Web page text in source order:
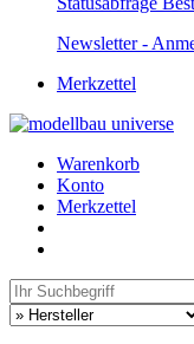
Newsletter -
Merkzettel
Warenkorb
Konto
Merkzettel